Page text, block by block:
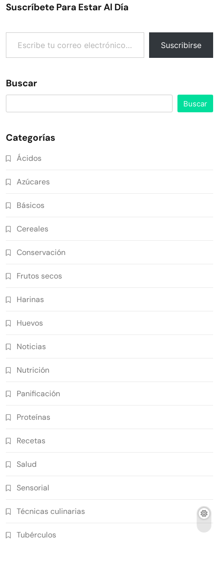
Suscríbete Para Estar Al Día
Escribe tu correo electrónico…
Suscribirse
Buscar
Buscar
Categorías
Ácidos
Azúcares
Básicos
Cereales
Conservación
Frutos secos
Harinas
Huevos
Noticias
Nutrición
Panificación
Proteínas
Recetas
Salud
Sensorial
Técnicas culinarias
Tubérculos